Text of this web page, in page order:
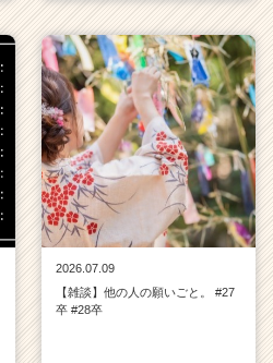
2026.07.09
【雑談】他の人の願いごと。 #27
卒 #28卒